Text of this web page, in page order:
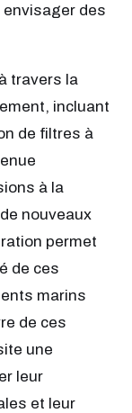
des
travers la
incluant
de filtres à
à la
nouveaux
permet
de ces
marins
de ces
une
leur
et leur